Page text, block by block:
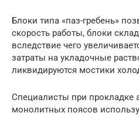
Блоки типа «паз-гребень»
скорость работы, блоки
вследствие чего
затраты на укладочные
ликвидируются мостики
Специалисты при прокладке
монолитных поясов